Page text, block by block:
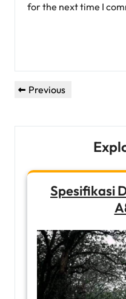
for the next time I
Post
Previous
Previous
Spesifikasi